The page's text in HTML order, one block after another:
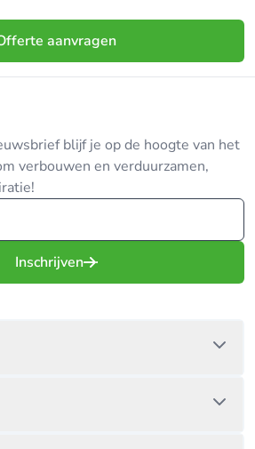
aanvragen
blijf je op de hoogte van het
verbouwen en verduurzamen,
Inschrijven